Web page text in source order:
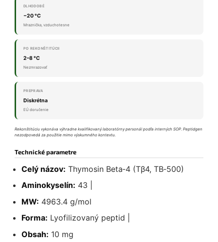
DLHODOBÉ
−20 °C
Mraznička, vzduchotesne
PO REKONŠTITÚCII
2–8 °C
Nezmrazovať
PREPRAVA
Diskrétna
EÚ doručenie
Rekonštitúciu vykonáva výhradne kvalifikovaný laboratórny personál podľa interných SOP. Peptidgen
nezodpovedá za použitie mimo výskumného kontextu.
Technické parametre
Celý názov: Thymosin Beta‑4 (Tβ4, TB‑500)
Aminokyselín: 43 |
MW: 4963.4 g/mol
Forma: Lyofilizovaný peptid |
Obsah: 10 mg